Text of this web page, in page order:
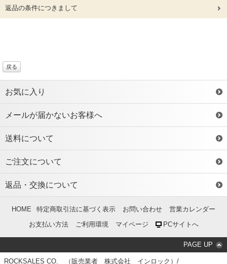
返品の条件につきまして
戻る
お気に入り
メールが届かないお客様へ
送料について
ご注文について
返品・交換について
HOME 特定商取引法に基づく表示 お問い合わせ
営業カレンダー
お支払い方法
ご利用環境 マイページ PCサイトへ
PAGE UP
ROCKSALES CO. （販売業者 株式会社 インロック）/